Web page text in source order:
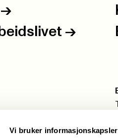
Vi bruker informasjonskapsler
->
->